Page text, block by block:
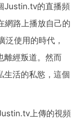
Justin.tv的直播頻
網路上播放自己的
泛使用的時代，
離經叛道。然而
生活的私慾，這個
上傳的視頻